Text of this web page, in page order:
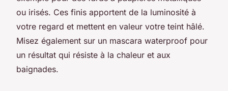
ou irisés. Ces finis apportent de la luminosité à
votre regard et mettent en valeur votre teint hâlé.
Misez également sur un mascara waterproof pour
un résultat qui résiste à la chaleur et aux
baignades.